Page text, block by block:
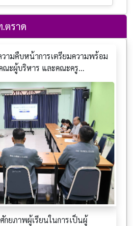
.ตราด
ามคืบหน้าการเตรียมความพร้อม
ณะผู้บริหาร และคณะครู...
กยภาพผู้เรียนในการเป็นผู้